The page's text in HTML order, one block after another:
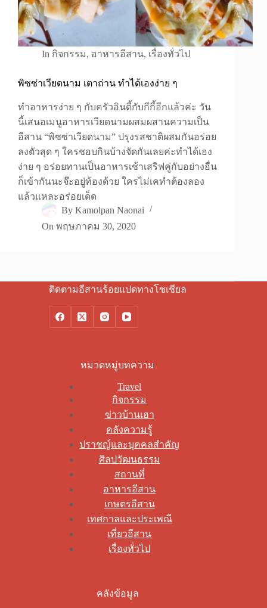
In กิจกรรม, อาหารอีสาน, เรื่องทั่วไป
พิซซ่าเวียดนาม เตาถ่าน ทำได้เองง่าย ๆ
ทำอาหารง่าย ๆ กับครัวอินดี้กับกีกี้อีกแล้วค่ะ วัน
นี้เสนอเมนูอาหารเวียดนามผสมผสานความเป็น
อีสาน “พิซซ่าเวียดนาม” ปรุงรสชาติผสมกันอร่อย
ลงตัวสุด ๆ ใครชอบกินบ้างจัดกันเลยค่ะทำได้เอง
ง่าย ๆ อร่อยทานเป็นอาหารเช้าเสริฟคู่กับอย่างอื่น
ก็เข้ากันนะจ๊ะอยู่ท้องด้วย ใครไม่เคทำต้องลอง
แล้วแหละอร่อยเด็ด
By Kamolpan Naonai
On พฤษภาคม 30, 2020
ติดตามอีสานร้อยแปดทางโซเชียล
หมวดหมู่บทความ
Travel
กิจกรรม
ข่าวบ้านเฮา
คลังความรู้
ปราชญ์และบุคคลสำคัญ
ศิลปวัฒนธรรม
สถานที่
อาหารอีสาน
เกษตรอีสาน
เทศกาลและประเพณี
เที่ยวอีสาน
เรื่องทั่วไป
คลังข้อมูล